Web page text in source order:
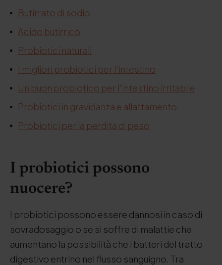
Butirrato di sodio
Acido butirrico
Probiotici naturali
I migliori probiotici per l'intestino
Un buon probiotico per l'intestino irritabile
Probiotici in gravidanza e allattamento
Probiotici per la perdita di peso
I probiotici possono
nuocere?
I probiotici possono essere dannosi in caso di
sovradosaggio o se si soffre di malattie che
aumentano la possibilità che i batteri del tratto
digestivo entrino nel flusso sanguigno. Tra